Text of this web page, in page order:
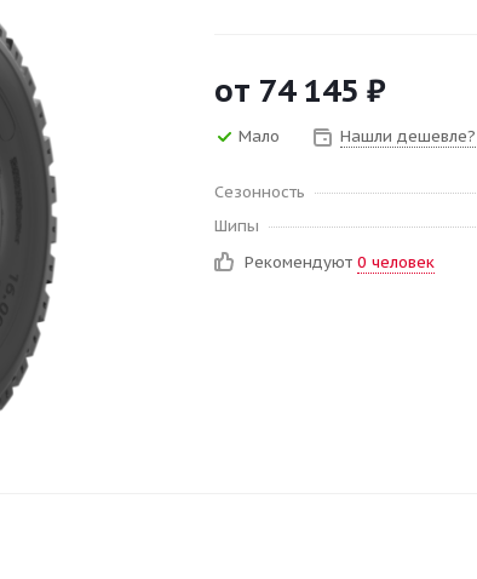
от 74 145 ₽
Мало Нашли дешевле?
Сезонность
Шипы
Рекомендуют 0 человек